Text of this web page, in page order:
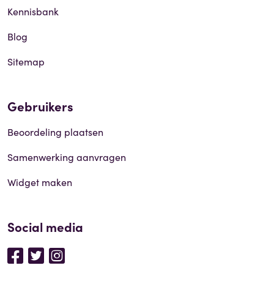
Kennisbank
Blog
Sitemap
Gebruikers
Beoordeling plaatsen
Samenwerking aanvragen
Widget maken
Social media